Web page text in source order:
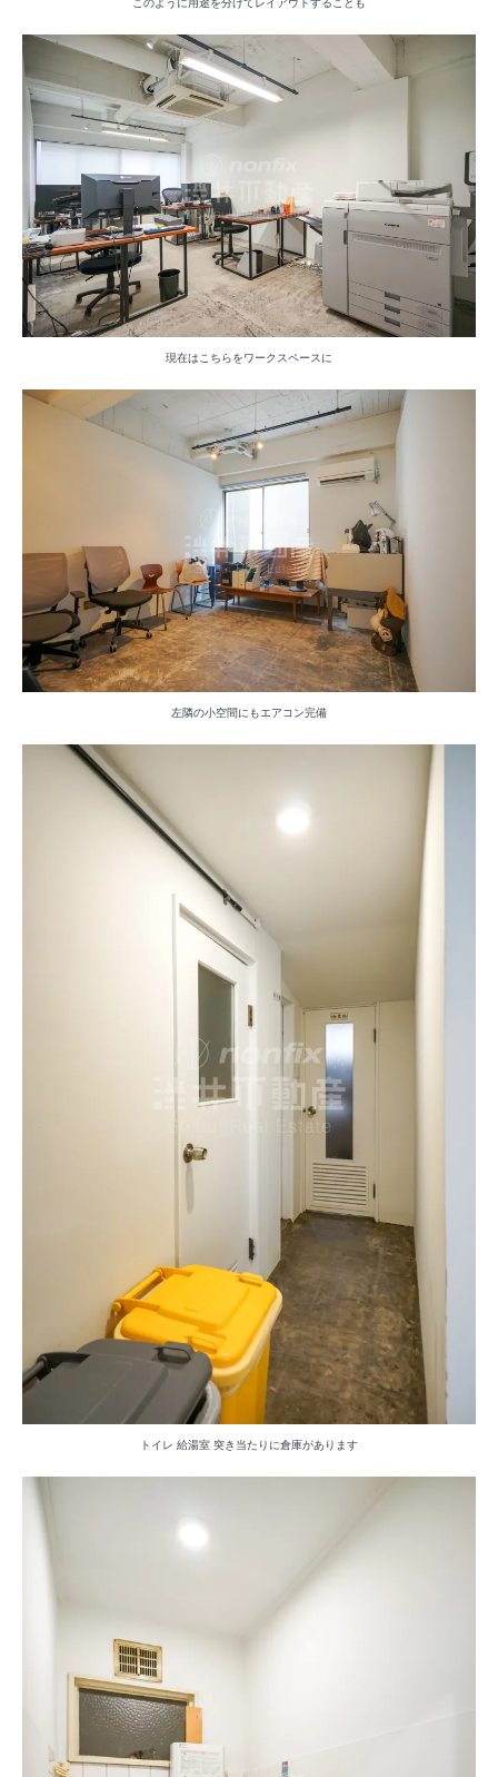
現在はこちらをワークスペースに
左隣の小空間にもエアコン完備
トイレ 給湯室 突き当たりに倉庫があります